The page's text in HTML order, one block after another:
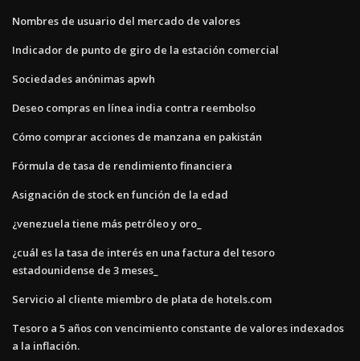
Nombres de usuario del mercado de valores
Indicador de punto de giro de la estación comercial
Sociedades anónimas apwh
Deseo compras en línea india contra reembolso
Cómo comprar acciones de manzana en pakistán
Fórmula de tasa de rendimiento financiera
Asignación de stock en función de la edad
¿venezuela tiene más petróleo y oro_
¿cuál es la tasa de interés en una factura del tesoro
estadounidense de 3 meses_
Servicio al cliente miembro de plata de hotels.com
Tesoro a 5 años con vencimiento constante de valores indexados
a la inflación.